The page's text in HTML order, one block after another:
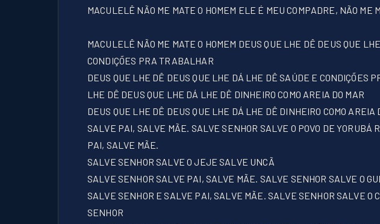
MACULELÊ NÃO ME MATE O HOMEM ELE É MEU COMPADRE, NÃO ME
MACULELÊ NÃO ME MATE O HOMEM DEUS QUE LHE DÊ DEUS QUE
CONDIÇÕES PRA TRABALHAR
DEUS QUE LHE DÊ DEUS QUE LHE DÁ LHE DÊ SAÚDE E CONDIÇÕES
LHE DÊ DEUS QUE LHE DÁ LHE DÊ DINHEIRO COMO AREIA DO MAR
DEUS QUE LHE DÊ DEUS QUE LHE DÁ LHE DÊ DINHEIRO COMO AREIA
SALVE PAI, SALVE MÃE. SALVE SENHOR SALVE O POVO DE YORUBÁ
PAI, SALVE MÃE.
SALVE SENHOR SALVE O JEJE SALVE UNCÃ
SALVE SENHOR SALVE PAI, SALVE MÃE. SALVE SENHOR SALVE O
SALVE SENHOR E SALVE PAI, SALVE MÃE. SALVE SENHOR SALVE O
SENHOR